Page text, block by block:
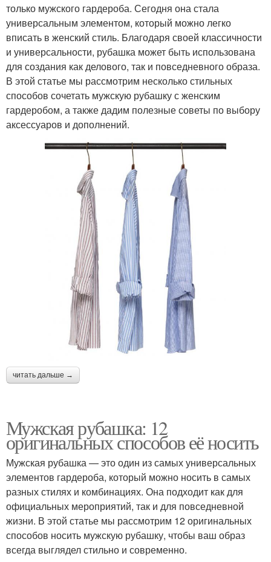
только мужского гардероба. Сегодня она стала
универсальным элементом, который можно легко
вписать в женский стиль. Благодаря своей классичности
и универсальности, рубашка может быть использована
для создания как делового, так и повседневного образа.
В этой статье мы рассмотрим несколько стильных
способов сочетать мужскую рубашку с женским
гардеробом, а также дадим полезные советы по выбору
аксессуаров и дополнений.
читать дальше →
Мужская рубашка: 12
оригинальных способов её носить
Мужская рубашка — это один из самых универсальных
элементов гардероба, который можно носить в самых
разных стилях и комбинациях. Она подходит как для
официальных мероприятий, так и для повседневной
жизни. В этой статье мы рассмотрим 12 оригинальных
способов носить мужскую рубашку, чтобы ваш образ
всегда выглядел стильно и современно.